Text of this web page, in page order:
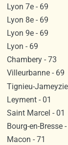
Lyon 7e - 69
Lyon 8e - 69
Lyon 9e - 69
Lyon - 69
Chambery - 73
Villeurbanne - 69
Tignieu-
Leyment - 01
Saint Marcel - 01
Bourg-en-Bresse -
Macon - 71